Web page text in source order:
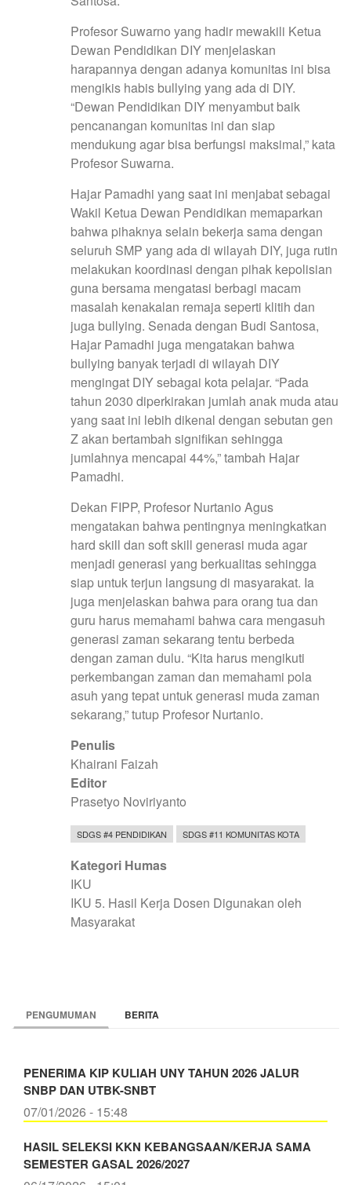
Profesor Suwarno yang hadir mewakili Ketua
Dewan Pendidikan DIY menjelaskan
harapannya dengan adanya komunitas ini bisa
mengikis habis bullying yang ada di DIY.
“Dewan Pendidikan DIY menyambut baik
pencanangan komunitas ini dan siap
mendukung agar bisa berfungsi maksimal,” kata
Profesor Suwarna.
Hajar Pamadhi yang saat ini menjabat sebagai
Wakil Ketua Dewan Pendidikan memaparkan
bahwa pihaknya selain bekerja sama dengan
seluruh SMP yang ada di wilayah DIY, juga rutin
melakukan koordinasi dengan pihak kepolisian
guna bersama mengatasi berbagi macam
masalah kenakalan remaja seperti klitih dan
juga bullying. Senada dengan Budi Santosa,
Hajar Pamadhi juga mengatakan bahwa
bullying banyak terjadi di wilayah DIY
mengingat DIY sebagai kota pelajar. “Pada
tahun 2030 diperkirakan jumlah anak muda atau
yang saat ini lebih dikenal dengan sebutan gen
Z akan bertambah signifikan sehingga
jumlahnya mencapai 44%,” tambah Hajar
Pamadhi.
Dekan FIPP, Profesor Nurtanio Agus
mengatakan bahwa pentingnya meningkatkan
hard skill dan soft skill generasi muda agar
menjadi generasi yang berkualitas sehingga
siap untuk terjun langsung di masyarakat. Ia
juga menjelaskan bahwa para orang tua dan
guru harus memahami bahwa cara mengasuh
generasi zaman sekarang tentu berbeda
dengan zaman dulu. “Kita harus mengikuti
perkembangan zaman dan memahami pola
asuh yang tepat untuk generasi muda zaman
sekarang,” tutup Profesor Nurtanio.
Penulis
Khairani Faizah
Editor
Prasetyo Noviriyanto
SDGS #4 PENDIDIKAN SDGS #11 KOMUNITAS KOTA
Kategori Humas
IKU
IKU 5. Hasil Kerja Dosen Digunakan oleh
Masyarakat
PENGUMUMAN BERITA
PENERIMA KIP KULIAH UNY TAHUN 2026 JALUR
SNBP DAN UTBK-SNBT
07/01/2026 - 15:48
HASIL SELEKSI KKN KEBANGSAAN/KERJA SAMA
SEMESTER GASAL 2026/2027